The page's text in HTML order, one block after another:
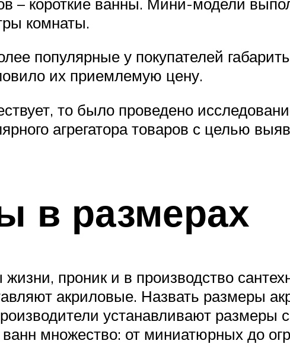
комнаты.
популярные у покупателей
их приемлемую цену.
то было проведено
агрегатора товаров с целью
в размерах
проник и в производство
акриловые. Назвать размеры
устанавливают размеры
множество: от миниатюрных до